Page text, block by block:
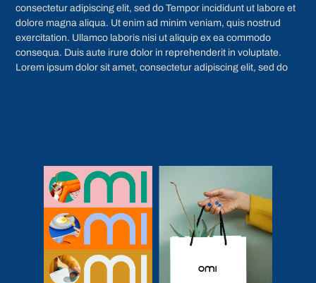
consectetur adipiscing elit, sed do Tempor incididunt ut labore et
dolore magna aliqua. Ut enim ad minim veniam, quis nostrud
exercitation. Ullamco laboris nisi ut aliquip ex ea commodo
consequa. Duis aute irure dolor in reprehenderit in voluptate.
Lorem ipsum dolor sit amet, consectetur adipiscing elit, sed do